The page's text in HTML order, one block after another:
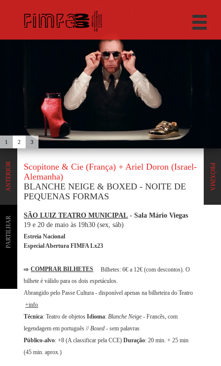
1 2 3
PRÓXIMA
ANTERIOR
PARTILHAR
Scopitone & Cie (França) + Ariel Doron (Israel-
Alemanha)
BLANCHE NEIGE & BOXED - NOITE DE
PEQUENAS FORMAS
SÃO LUIZ TEATRO MUNICIPAL - Sala Mário Viegas
19 e 20 de maio às 19h30 (sex, sáb)
Estreia Nacional
Especial Abertura FIMFA Lx23
⇨ COMPRAR BILHETES
Bilhetes: 6€ a 12€ (com descontos). O
bilhete é válido para os dois espetáculos.
Abrangido pelo Passe Cultura - disponível apenas na bilheteira do Teatro
+info
Técnica: Teatro de objetosIdioma:Blanche Neige- Francês, com
legendagem em português // Boxed- sem palavras
Público-alvo: +8 (A classificar pela CCE)Duração: 20 min. + 25 min
(45 min. aprox.)